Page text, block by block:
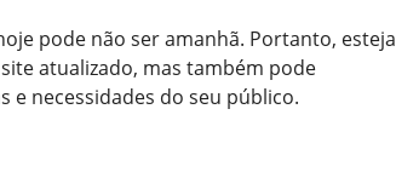
pode não ser amanhã. Portanto, esteja
atualizado, mas também pode
e necessidades do seu público.